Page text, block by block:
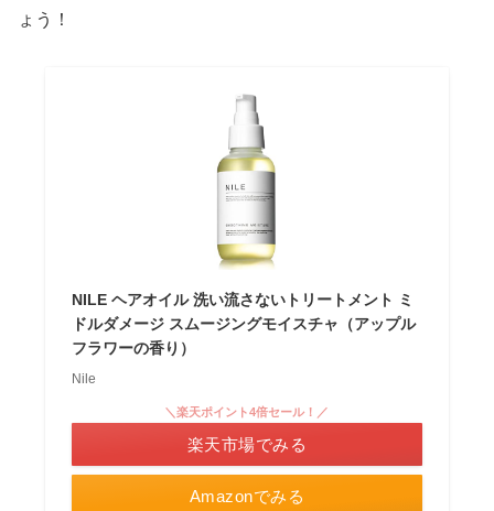
ょう！
NILE ヘアオイル 洗い流さないトリートメント ミ
ドルダメージ スムージングモイスチャ（アップル
フラワーの香り）
Nile
Amazonでみる
＼楽天ポイント4倍セール！／
楽天市場でみる